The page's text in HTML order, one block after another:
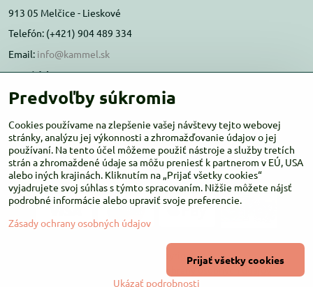
913 05 Melčice - Lieskové
Telefón: (+421) 904 489 334
Email: info@kammel.sk
Prevádzka:
Administratívna budova PD Melčice
Otváracie hodiny:PO-ŠT 8:00 - 16:00
PIA-NE Zatvorené
Copyright
Zásady ochrany osobných údajov
Vytvorené pomocou:BiznisWeb.sk
Predvoľby súkromia
Cookies používame na zlepšenie vašej návštevy tejto webovej
stránky, analýzu jej výkonnosti a zhromažďovanie údajov o jej
používaní. Na tento účel môžeme použiť nástroje a služby tretích
strán a zhromaždené údaje sa môžu preniesť k partnerom v EÚ, USA
alebo iných krajinách. Kliknutím na „Prijať všetky cookies“
vyjadrujete svoj súhlas s týmto spracovaním. Nižšie môžete nájsť
podrobné informácie alebo upraviť svoje preferencie.
Zásady ochrany osobných údajov
Ukázať podrobnosti
Prijať všetky cookies